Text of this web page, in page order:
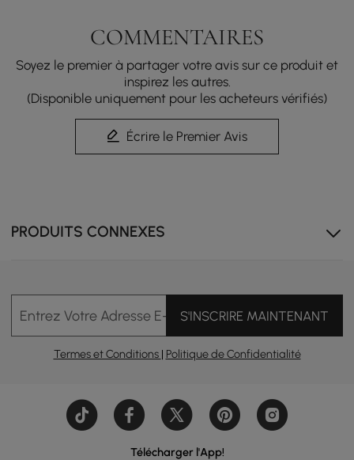
COMMENTAIRES
Soyez le premier à partager votre avis sur ce produit et
inspirez les autres.
(Disponible uniquement pour les acheteurs vérifiés)
Écrire le Premier Avis
PRODUITS CONNEXES
Entrez Votre Adresse E-mailS'INSCRIRE MAINTENANT
Termes et Conditions | Politique de Confidentialité
Télécharger l'App!